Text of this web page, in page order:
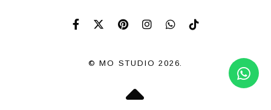
© MO STUDIO 2026.